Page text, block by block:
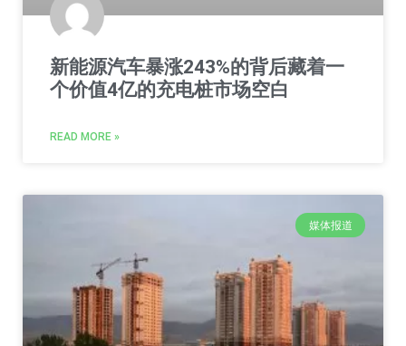
新能源汽车暴涨243%的背后藏着一
个价值4亿的充电桩市场空白
READ MORE »
媒体报道